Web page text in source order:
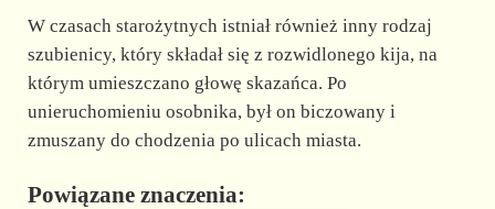
W czasach starożytnych istniał również inny rodzaj
szubienicy, który składał się z rozwidlonego kija, na
którym umieszczano głowę skazańca. Po
unieruchomieniu osobnika, był on biczowany i
zmuszany do chodzenia po ulicach miasta.
Powiązane znaczenia: